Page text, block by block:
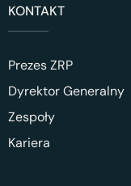
KONTAKT
Prezes ZRP
Dyrektor Generalny
Zespoły
Kariera